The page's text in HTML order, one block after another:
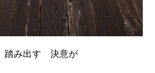
踏み出す 決意が